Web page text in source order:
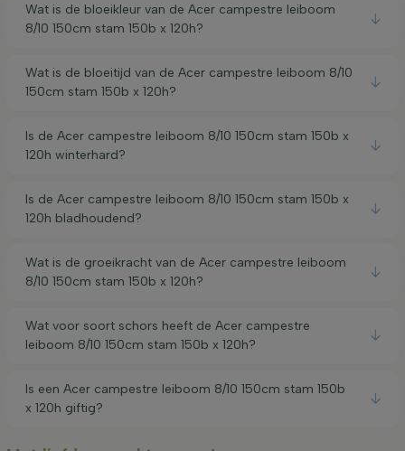
Wat is de bloeikleur van de Acer campestre leiboom
8/10 150cm stam 150b x 120h?
Wat is de bloeitijd van de Acer campestre leiboom 8/10
150cm stam 150b x 120h?
Is de Acer campestre leiboom 8/10 150cm stam 150b x
120h winterhard?
Is de Acer campestre leiboom 8/10 150cm stam 150b x
120h bladhoudend?
Wat is de groeikracht van de Acer campestre leiboom
8/10 150cm stam 150b x 120h?
Wat voor soort schors heeft de Acer campestre
leiboom 8/10 150cm stam 150b x 120h?
Is een Acer campestre leiboom 8/10 150cm stam 150b
x 120h giftig?